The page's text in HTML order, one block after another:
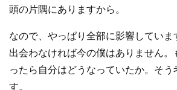
頭の片隅にありますから。
なので、やっぱり全部に影響していま
出会わなければ今の僕はありません
ったら自分はどうなっていたか。そ
す。